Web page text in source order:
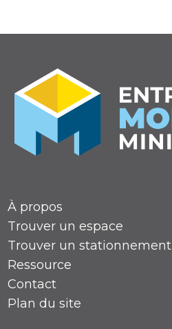
À propos
Trouver un espace
Trouver un stationnement
Ressource
Contact
Plan du site